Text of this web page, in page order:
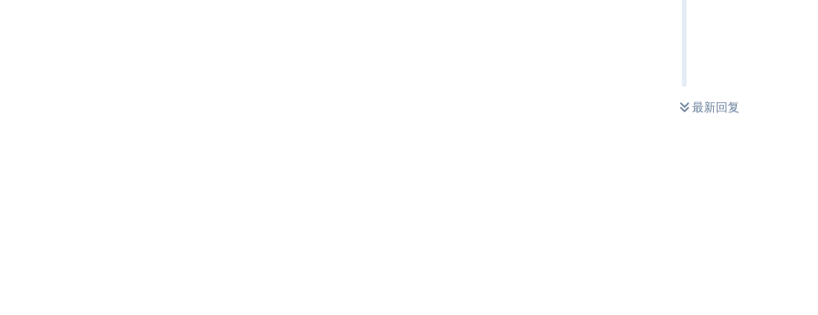
最新回复